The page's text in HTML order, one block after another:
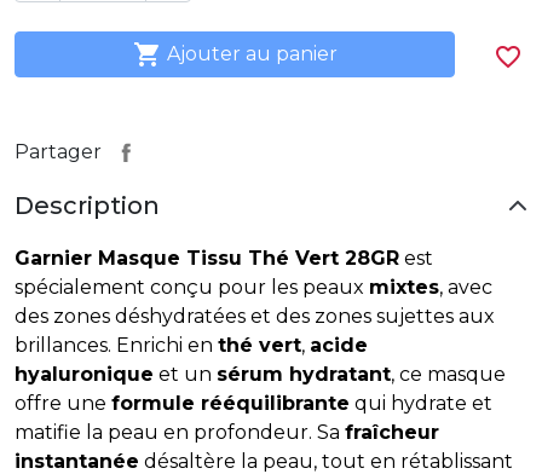
 Ajouter au panier favorite_border
Partager
Description
Garnier Masque Tissu Thé Vert 28GR est
spécialement conçu pour les peaux mixtes, avec
des zones déshydratées et des zones sujettes aux
brillances. Enrichi en thé vert, acide
hyaluronique et un sérum hydratant, ce masque
offre une formule rééquilibrante qui hydrate et
matifie la peau en profondeur. Sa fraîcheur
instantanée désaltère la peau, tout en rétablissant